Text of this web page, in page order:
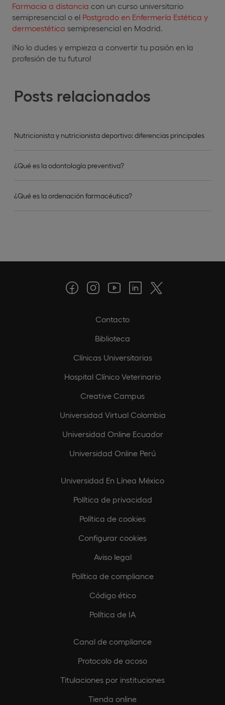
Posts relacionados
Nutricionista y nutricionista deportivo: diferencias principales
¿Qué es la odontología preventiva?
¿Qué es la ordenación farmacéutica?
Farmacia a distancia con un curso universitario
semipresencial o el Postgrado en Enfermería Estética y
dermoestética semipresencial en Madrid.
¡No lo dudes y empieza a convertir tu pasión en la
profesión de tu futuro!
Contacto
Biblioteca
Clínicas Universitarias
Hospital Clínico Veterinario
Creative Campus
Universidad Virtual Colombia
Universidad Online Ecuador
Universidad Online Perú
Universidad En Línea México
Política de privacidad
Política de cookies
Configurar cookies
Aviso legal
Política de compliance
Código ético
Política de IA
Canal de compliance
Protocolo de acoso
Titulaciones por instituciones
Tienda online